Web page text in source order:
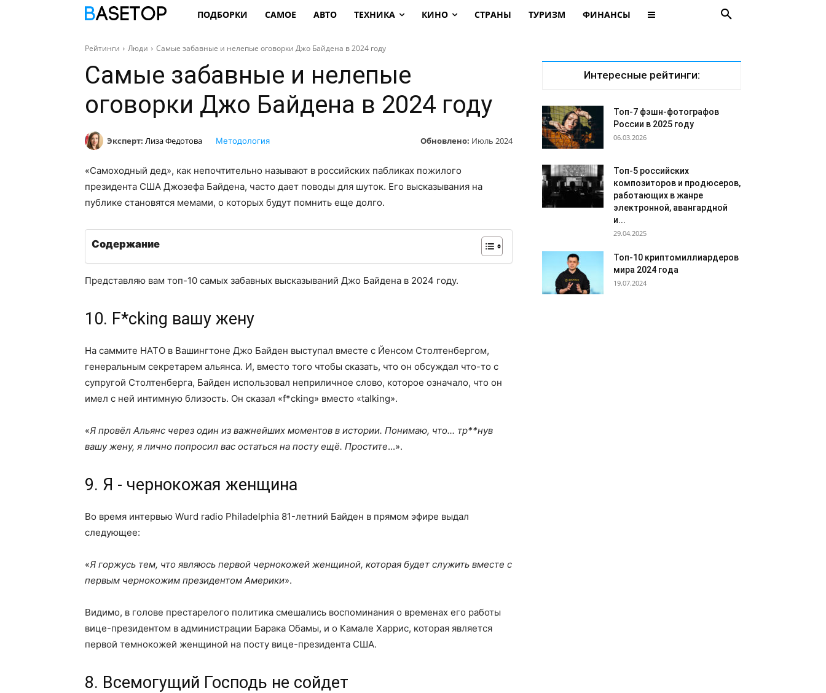
ПОДБОРКИ САМОЕ АВТО ТЕХНИКА КИНО СТРАНЫ ТУРИЗМ ФИНАНСЫ
Рейтинги Люди Самые забавные и нелепые оговорки Джо Байдена в 2024 году
Самые забавные и нелепые
оговорки Джо Байдена в 2024 году
Эксперт: Лиза Федотова Обновлено: Июль 2024
Методология
«Самоходный дед», как непочтительно называют в российских пабликах пожилого
президента США Джозефа Байдена, часто дает поводы для шуток. Его высказывания на
публике становятся мемами, о которых будут помнить еще долго.
Содержание
Представляю вам топ-10 самых забавных высказываний Джо Байдена в 2024 году.
10. F*cking вашу жену
На саммите НАТО в Вашингтоне Джо Байден выступал вместе с Йенсом Столтенбергом,
генеральным секретарем альянса. И, вместо того чтобы сказать, что он обсуждал что-то с
супругой Столтенберга, Байден использовал неприличное слово, которое означало, что он
имел с ней интимную близость. Он сказал «f*cking» вместо «talking».
«Я провёл Альянс через один из важнейших моментов в истории. Понимаю, что... тр**нув
вашу жену, я лично попросил вас остаться на посту ещё. Простите...».
9. Я - чернокожая женщина
Во время интервью Wurd radio Philadelphia 81-летний Байден в прямом эфире выдал
следующее:
«Я горжусь тем, что являюсь первой чернокожей женщиной, которая будет служить вместе с
первым чернокожим президентом Америки».
Видимо, в голове престарелого политика смешались воспоминания о временах его работы
вице-президентом в администрации Барака Обамы, и о Камале Харрис, которая является
первой темнокожей женщиной на посту вице-президента США.
8. Всемогущий Господь не сойдет
Интересные рейтинги:
Топ-7 фэшн-фотографов
России в 2025 году
06.03.2026
Топ-5 российских
композиторов и продюсеров,
работающих в жанре
электронной, авангардной
и...
29.04.2025
Топ-10 криптомиллиардеров
мира 2024 года
19.07.2024